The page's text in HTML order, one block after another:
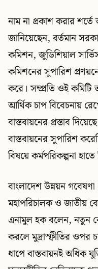
নাম না প্রকাশ করার
জানিয়েছেন, বর্তমান
কমিশন, জুডিশিয়াল
কমিশনের সুপারিশ
করে। সম্প্রতি ওই কমিটি
আর্থিক চাপ বিবেচনায়
বাস্তবায়নের প্রস্তাব
বাস্তবায়নের সুপারিশ
বিষয়ে কর্মপরিকল্পনা
বাংলাদেশ উন্নয়ন
মহাপরিচালক ও জাতীয়
এনামুল হক বলেন, নতুন
করলে মুদ্রাস্ফীতির ওপর
ধাপে বাস্তবায়নই অধিক